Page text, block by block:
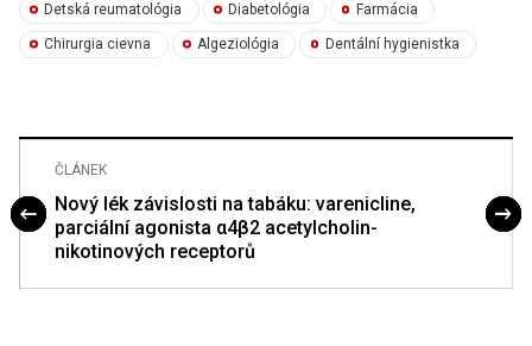
Detská reumatológia Diabetológia Farmácia
Chirurgia cievna Algeziológia Dentální hygienistka
ČLÁNEK
Nový lék závislosti na tabáku: varenicline,
parciální agonista α4β2 acetylcholin-
nikotinových receptorů